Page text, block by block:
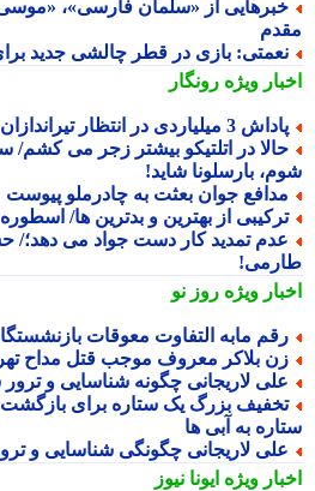
از «سلمان فارسی»، «موسی»
بازی در قطر چالشی جدید برای
ویژهرونگار
3 میلیاردی در انتظار تیراندازان طلایی
در اتلتیکو بیشتر زجر می کشم/
بارسلونا شاید!
جوان بعثت به چادرملو پیوست
از بهترین و بدترین ها/ اسطوره
تمدید کار دست جواد می دهد؛/
ویژهروز نو
مابه التفاوت معوقات
بلاکر معروف موجب قتل مداح
لاریجانی چگونه شناسایی و ترور
بزرگ یک ستاره برای بازگشت به
به آبی ها
لاریجانی چگونگی شناسایی و ترور
ویژهایونا نیوز